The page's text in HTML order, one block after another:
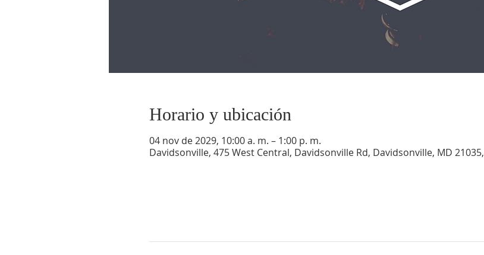
Horario y ubicación
04 nov de 2029, 10:00 a. m. – 1:00 p. m.
Davidsonville, 475 West Central, Davidsonville Rd, Davidsonville, MD